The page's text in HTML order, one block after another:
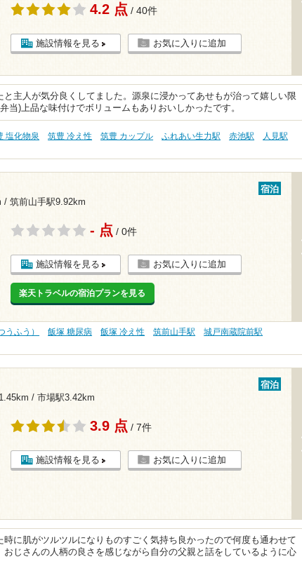
4.2 点 / 40件
施設情報を見る お気に入りに追加
と主人が気分良くしてました。源泉に浸かってあせもが治って嬉しい限
当)上品な味付けでボリュームもありおいしかったです。
塩化物泉 筑豊 冷え性 筑豊 カップル ふれあい生力駅 赤池駅
人見駅
/ 筑前山手駅9.92km
宿泊
- 点 / 0件
施設情報を見る お気に入りに追加
楽天トラベルの宿泊プランを見る
うふう） 飯塚 糖尿病 飯塚 冷え性 筑前山手駅
城戸南蔵院前駅
/ 市場駅3.42km
宿泊
3.9 点 / 7件
施設情報を見る お気に入りに追加
時に肌がツルツルになりものすごく気持ち良かったので何度も通わせて
おじさんの人柄の良さを感じながら自分の父親と話をしているように心